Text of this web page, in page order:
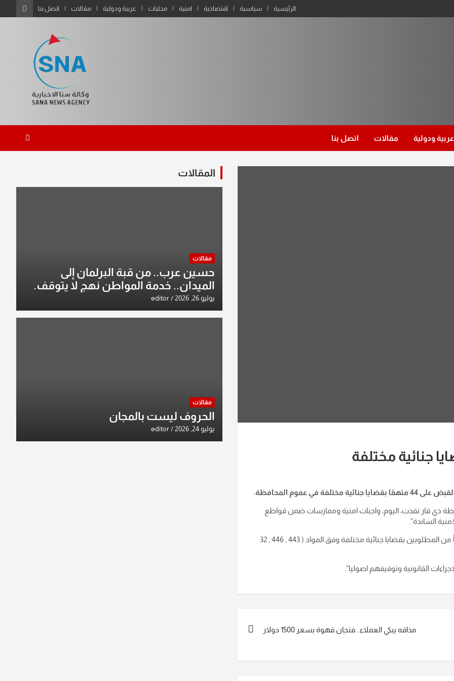
الرئيسية سياسية اقتصادية امنية محليات عربية ودولية مقالات اتصل بنا
عربية ودولية مقالات اتصل بنا
عموم المحافظة.
ذي قار نفذت، اليوم، واجبات امنية وممارسات ضمن قواطع
الساندة”.
وأضافت, أن “الحملة الأمنية تمكنت من إلقاء القبض على 44 متهماً من المطلوبين بقضايا جنائية مختلفة وفق المواد ( 443 , 446 , 32
القانونية وتوقيفهم اصوليا”.
مذاقه يبكي العملاء.. فنجان قهوة بسعر 1500 دولار
المقالات
مقالات
حسين عرب.. من قبة البرلمان إلى
الميدان.. خدمة المواطن نهج لا يتوقف.
يوليو 26, 2026 editor
مقالات
الحروف ليست بالمجان
يوليو 24, 2026 editor